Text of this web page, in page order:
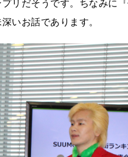
リだそうです。ちなみに『
いお話であります。